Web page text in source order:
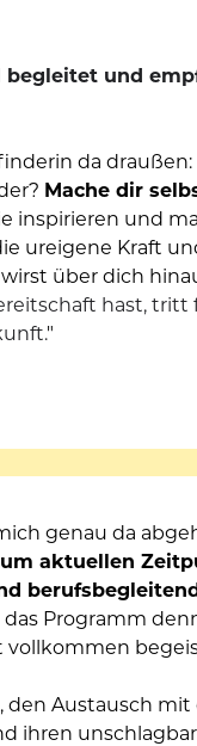
und
da draußen:
Mache dir
inspirieren und
ureigene Kraft
über dich
hast, tritt
"
genau da
aktuellen
das Programm
vollkommen
den Austausch
ihren